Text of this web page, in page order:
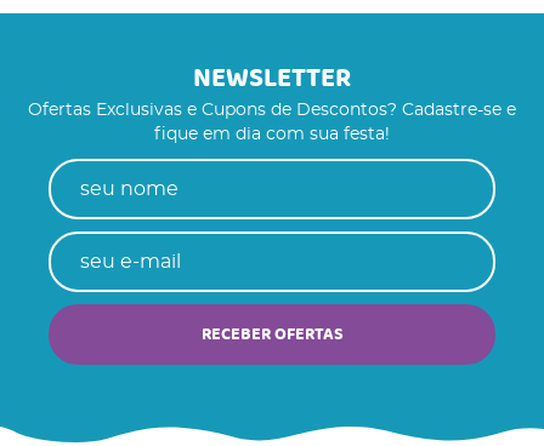
NEWSLETTER
Ofertas Exclusivas e Cupons de Descontos? Cadastre-se e
fique em dia com sua festa!
RECEBER OFERTAS